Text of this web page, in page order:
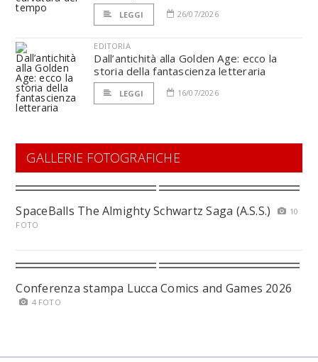
LEGGI 26/07/2026
EDITORIA
Dall’antichità alla Golden Age: ecco la
storia della fantascienza letteraria
LEGGI 16/07/2026
GALLERIE FOTOGRAFICHE
SpaceBalls The Almighty Schwartz Saga (A.S.S.)
10
FOTO
Conferenza stampa Lucca Comics and Games 2026
4 FOTO